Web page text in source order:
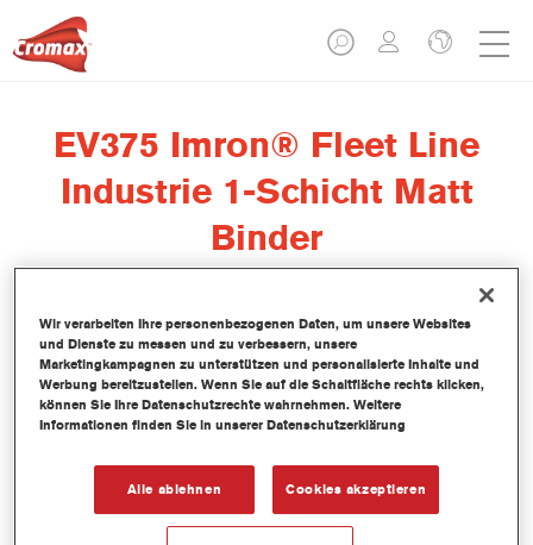
EV375 Imron® Fleet Line
Industrie 1-Schicht Matt
Binder
Produktmerkmale
Produktvariante
Wir verarbeiten Ihre personenbezogenen Daten, um unsere Websites
und Dienste zu messen und zu verbessern, unsere
Marketingkampagnen zu unterstützen und personalisierte Inhalte und
Werbung bereitzustellen. Wenn Sie auf die Schaltfläche rechts klicken,
können Sie Ihre Datenschutzrechte wahrnehmen. Weitere
Informationen finden Sie in unserer Datenschutzerklärung
Alle ablehnen Cookies akzeptieren